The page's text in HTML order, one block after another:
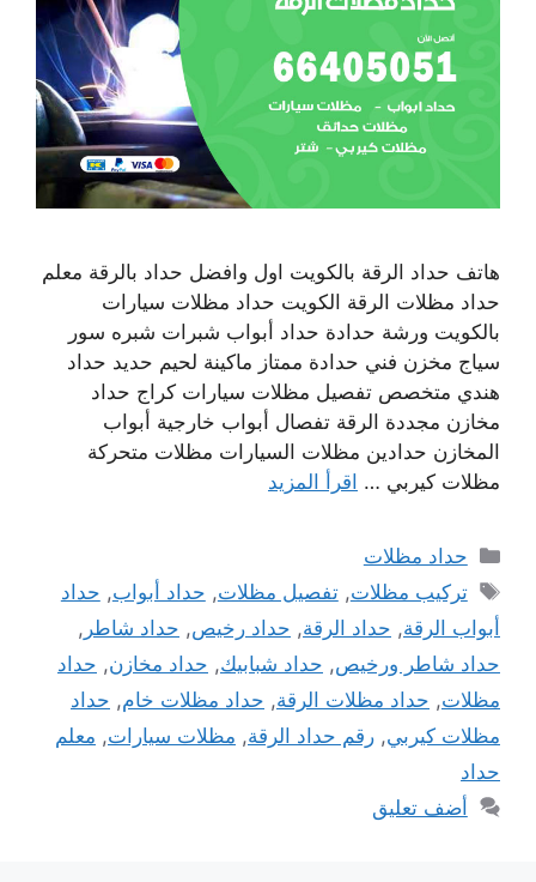
هاتف حداد الرقة بالكويت اول وافضل حداد بالرقة معلم
حداد مظلات الرقة الكويت حداد مظلات سيارات
بالكويت ورشة حدادة حداد أبواب شبرات شبره سور
سياج مخزن فني حدادة ممتاز ماكينة لحيم حديد حداد
هندي متخصص تفصيل مظلات سيارات كراج حداد
مخازن مجددة الرقة تفصال أبواب خارجية أبواب
المخازن حدادين مظلات السيارات مظلات متحركة
مظلات كيربي … اقرأ المزيد
التصنيفات
حداد مظلات
الوسوم
تركيب مظلات,تفصيل مظلات, حداد أبواب, حداد
أبواب الرقة, حداد الرقة, حداد رخيص, حداد شاطر ,
حداد شاطر ورخيص, حداد شبابيك, حداد مخازن, حداد
مظلات, حداد مظلات الرقة, حداد مظلات خام, حداد
مظلات كيربي, رقم حداد الرقة, مظلات سيارات, معلم
حداد
أضف تعليق